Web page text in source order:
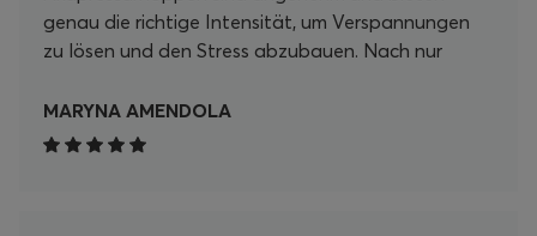
genau die richtige Intensität, um Verspannungen
zu lösen und den Stress abzubauen. Nach nur
unglaublich entspannt und revitalisiert. Ein
besonderes Highlight ist, wie einfach es ist, die
MARYNA AMENDOLA